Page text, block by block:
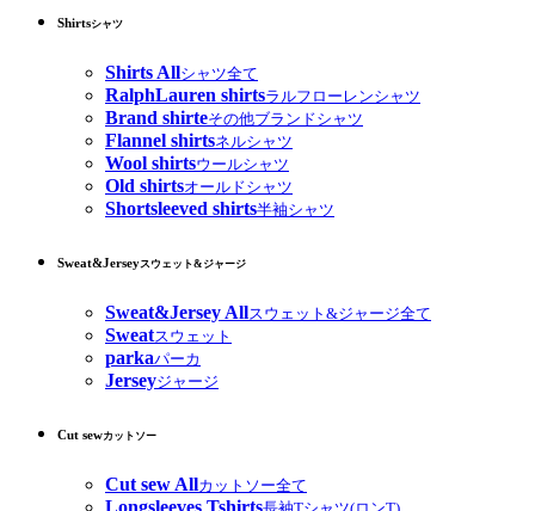
Shirtsシャツ
Shirts Allシャツ全て
RalphLauren shirtsラルフローレンシャツ
Brand shirteその他ブランドシャツ
Flannel shirtsネルシャツ
Wool shirtsウールシャツ
Old shirtsオールドシャツ
Shortsleeved shirts半袖シャツ
Sweat&Jerseyスウェット&ジャージ
Sweat&Jersey Allスウェット&ジャージ全て
Sweatスウェット
parkaパーカ
Jerseyジャージ
Cut sewカットソー
Cut sew Allカットソー全て
Longsleeves Tshirts